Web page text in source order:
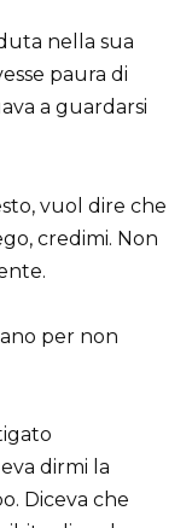
nella sua
paura di
a guardarsi
vuol dire che
credimi. Non
per non
dirmi la
Diceva che